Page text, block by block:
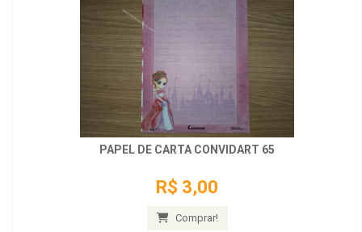
PAPEL DE CARTA CONVIDART 65
R$ 3,00
Comprar!